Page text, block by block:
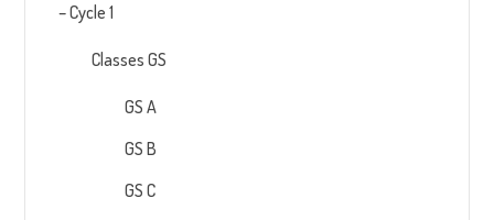
– Cycle 1
Classes GS
GS A
GS B
GS C